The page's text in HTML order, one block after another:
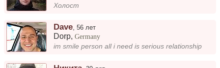
Холост
Dave,56 лет
Dorp,Germany
im smile person all i need is serious relationship